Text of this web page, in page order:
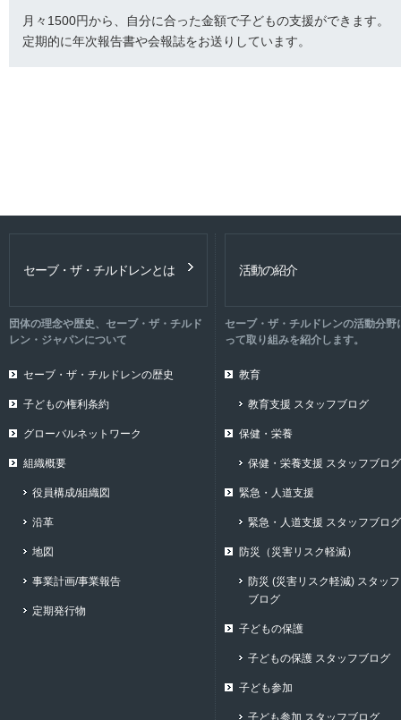
月々1500円から、自分に合った金額で子どもの支援ができます。
定期的に年次報告書や会報誌をお送りしています。
セーブ・ザ・チルドレンとは
団体の理念や歴史、セーブ・ザ・チルド
レン・ジャパンについて
セーブ・ザ・チルドレンの歴史
子どもの権利条約
グローバルネットワーク
組織概要
役員構成/組織図
沿革
地図
事業計画/事業報告
定期発行物
活動の紹介
セーブ・ザ・チルドレンの活動分野
って取り組みを紹介します。
教育
教育支援 スタッフブログ
保健・栄養
保健・栄養支援 スタッフブログ
緊急・人道支援
緊急・人道支援 スタッフブログ
防災（災害リスク軽減）
防災 (災害リスク軽減) スタッフ
ブログ
子どもの保護
子どもの保護 スタッフブログ
子ども参加
子ども参加 スタッフブログ